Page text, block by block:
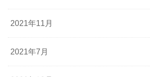
2021年11月
2021年7月